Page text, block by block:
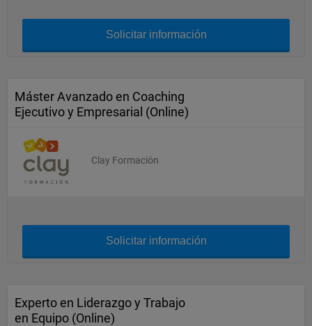
Solicitar información
Máster Avanzado en Coaching
Ejecutivo y Empresarial (Online)
Clay Formación
Solicitar información
Experto en Liderazgo y Trabajo
en Equipo (Online)